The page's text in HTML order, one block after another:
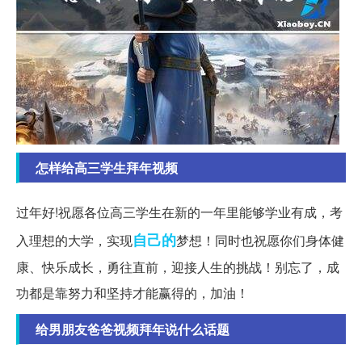
怎样给高三学生拜年视频
过年好!祝愿各位高三学生在新的一年里能够学业有成，考
入理想的大学，实现自己的梦想！同时也祝愿你们身体健
康、快乐成长，勇往直前，迎接人生的挑战！别忘了，成
功都是靠努力和坚持才能赢得的，加油！
给男朋友爸爸视频拜年说什么话题